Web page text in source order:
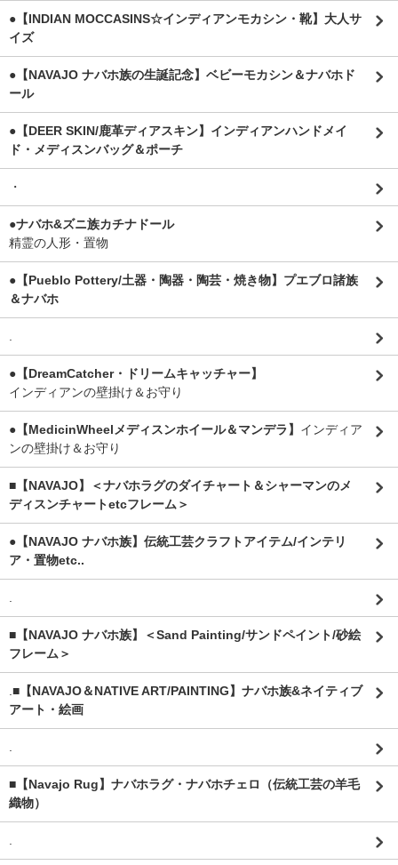
●【INDIAN MOCCASINS☆インディアンモカシン・靴】大人サ
イズ
●【NAVAJO ナバホ族の生誕記念】ベビーモカシン＆ナバホド
ール
●【DEER SKIN/鹿革ディアスキン】インディアンハンドメイ
ド・メディスンバッグ＆ポーチ
・
●ナバホ&ズニ族カチナドール
精霊の人形・置物
●【Pueblo Pottery/土器・陶器・陶芸・焼き物】プエブロ諸族
＆ナバホ
.
●【DreamCatcher・ドリームキャッチャー】
インディアンの壁掛け＆お守り
●【MedicinWheelメディスンホイール＆マンデラ】 インディア
ンの壁掛け＆お守り
■【NAVAJO】＜ナバホラグのダイチャート＆シャーマンのメ
ディスンチャートetcフレーム＞
●【NAVAJO ナバホ族】伝統工芸クラフトアイテム/インテリ
ア・置物etc..
.
■【NAVAJO ナバホ族】＜Sand Painting/サンドペイント/砂絵
フレーム＞
.■【NAVAJO＆NATIVE ART/PAINTING】ナバホ族&ネイティブ
アート・絵画
.
■【Navajo Rug】ナバホラグ・ナバホチェロ（伝統工芸の羊毛
織物）
.